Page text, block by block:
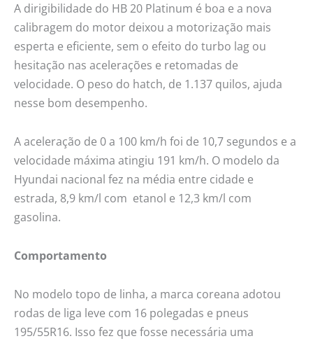
A dirigibilidade do HB 20 Platinum é boa e a nova
calibragem do motor deixou a motorização mais
esperta e eficiente, sem o efeito do turbo lag ou
hesitação nas acelerações e retomadas de
velocidade. O peso do hatch, de 1.137 quilos, ajuda
nesse bom desempenho.
A aceleração de 0 a 100 km/h foi de 10,7 segundos e a
velocidade máxima atingiu 191 km/h. O modelo da
Hyundai nacional fez na média entre cidade e
estrada, 8,9 km/l com etanol e 12,3 km/l com
gasolina.
Comportamento
No modelo topo de linha, a marca coreana adotou
rodas de liga leve com 16 polegadas e pneus
195/55R16. Isso fez que fosse necessária uma